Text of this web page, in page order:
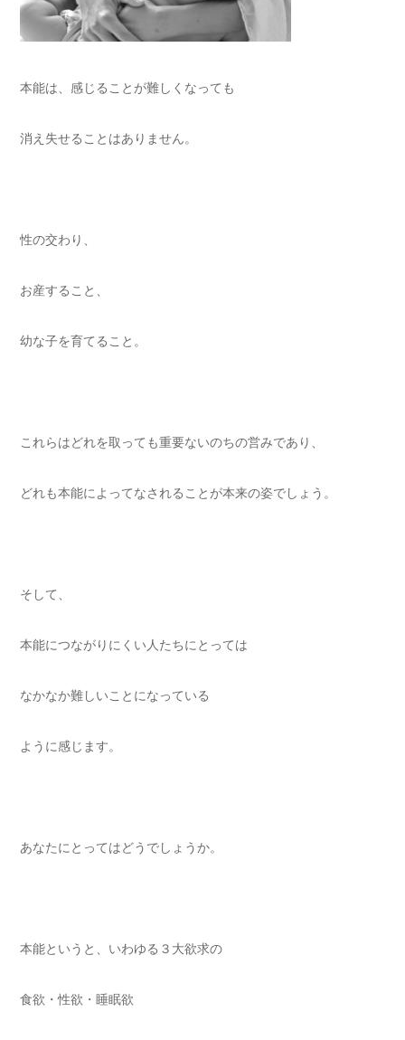
本能は、感じることが難しくなっても
消え失せることはありません。
性の交わり、
お産すること、
幼な子を育てること。
これらはどれを取っても重要ないのちの営みであり、
どれも本能によってなされることが本来の姿でしょう。
そして、
本能につながりにくい人たちにとっては
なかなか難しいことになっている
ように感じます。
あなたにとってはどうでしょうか。
本能というと、いわゆる３大欲求の
食欲・性欲・睡眠欲